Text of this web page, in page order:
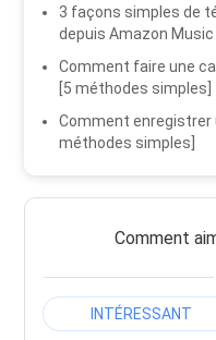
3 façons simples de
depuis Amazon Music
Comment faire une
[5 méthodes simples]
Comment enregistrer
méthodes simples]
Comment
INTÉRESSANT